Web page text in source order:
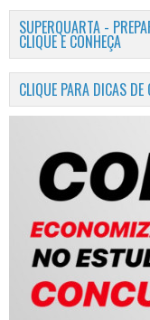
SUPERQUARTA -
CLIQUE E CONHEÇA
CLIQUE PARA DICAS